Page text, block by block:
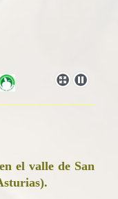
el valle de San